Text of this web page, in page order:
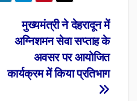
मुख्यमंत्री ने देहरादून में
अग्निशमन सेवा सप्ताह के
अवसर पर आयोजित
कार्यक्रम में किया प्रतिभाग